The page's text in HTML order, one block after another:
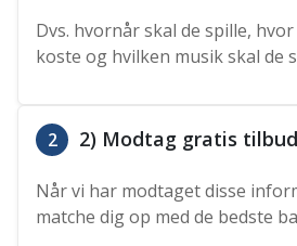
Dvs. hvornår skal de spille,
koste og hvilken musik skal de
2 2) Modtag gratis tilbud
Når vi har modtaget disse
matche dig op med de bedste